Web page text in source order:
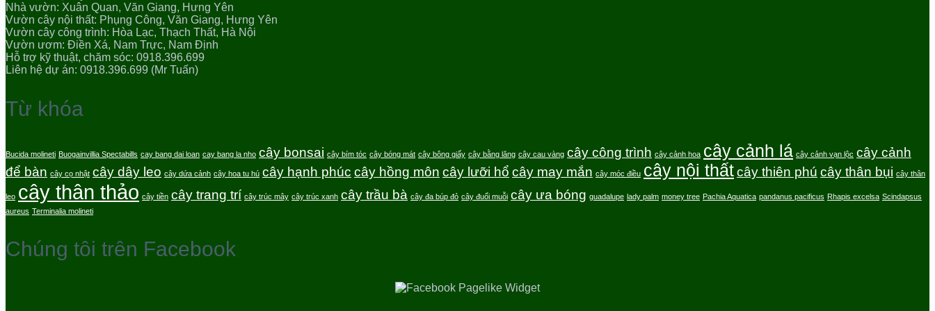
Nhà vườn: Xuân Quan, Văn Giang, Hưng Yên
Vườn cây nội thất: Phụng Công, Văn Giang, Hưng Yên
Vườn cây công trình: Hòa Lạc, Thạch Thất, Hà Nội
Vườn ươm: Điền Xá, Nam Trực, Nam Định
Hỗ trợ kỹ thuật, chăm sóc: 0918.396.699
Liên hệ dự án: 0918.396.699 (Mr Tuấn)
Từ khóa
Bucida molineti Buogainvillia Spectabills cay bang dai loan cay bang la nho cây bonsai cây bím tóc cây bóng mát cây bông giấy cây bằng lăng cây cau vàng cây công trình cây cảnh hoa cây cảnh lá cây cảnh vạn lộc cây cảnh
để bàn cây cọ nhật cây dây leo cây dứa cảnh cây hoa tu hú cây hạnh phúc cây hồng môn cây lưỡi hổ cây may mắn cây móc điều cây nội thấtcây thiên phú cây thân bụi cây thân
leo cây thân thảo cây tiền cây trang trí cây trúc mây cây trúc xanh cây trầu bà cây đa búp đỏ cây đuổi muỗi cây ưa bóng guadalupe lady palm money tree Pachia Aquatica pandanus pacificus Rhapis excelsa Scindapsus
aureus Terminalia molineti
Chúng tôi trên Facebook